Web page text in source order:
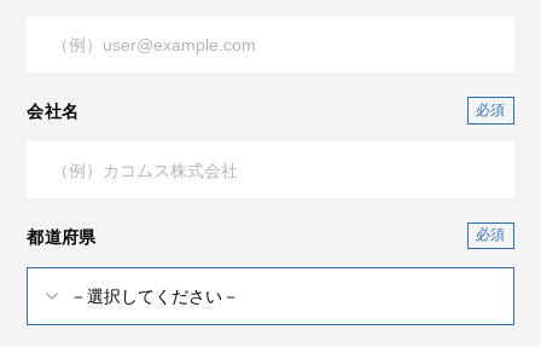
会社名
都道府県